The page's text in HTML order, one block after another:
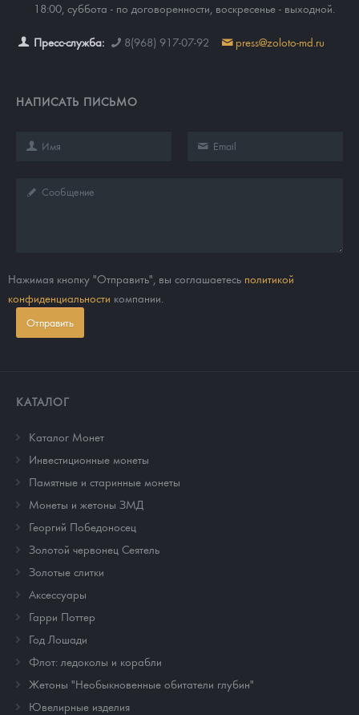
18:00, суббота - по договоренности, воскресенье - выходной.
Пресс-служба: 8(968) 917-07-92 press@zoloto-md.ru
НАПИСАТЬ ПИСЬМО
Нажимая кнопку "Отправить", вы соглашаетесь политикой
конфиденциальности компании.
Отправить
КАТАЛОГ
Каталог Монет
Инвестиционные монеты
Памятные и старинные монеты
Монеты и жетоны ЗМД
Георгий Победоносец
Золотой червонец Сеятель
Золотые слитки
Аксессуары
Гарри Поттер
Год Лошади
Флот: ледоколы и корабли
Жетоны "Необыкновенные обитатели глубин"
Ювелирные изделия